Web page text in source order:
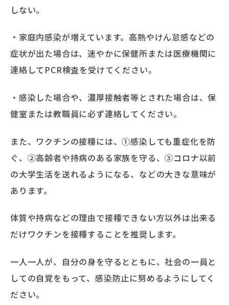
しない。
・家庭内感染が増えています。高熱やけん怠感などの
症状が出た場合は、速やかに保健所または医療機関に
連絡してPCR検査を受けてください。
・感染した場合や、濃厚接触者等とされた場合は、保
健室または教職員に必ず連絡してください。
また、ワクチンの接種には、①感染しても重症化を防
ぐ、②高齢者や持病のある家族を守る、③コロナ以前
の大学生活を送れるようになる、などの大きな意味が
あります。
体質や持病などの理由で接種できない方以外は出来る
だけワクチンを接種することを推奨します。
一人一人が、自分の身を守るとともに、社会の一員と
しての自覚をもって、感染防止に努めるようにしてく
ださい。